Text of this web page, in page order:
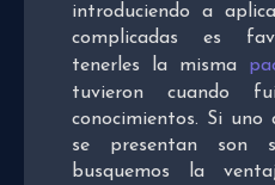
introduciendo a
complicadas es
tenerles la misma
tuvieron cuando
conocimientos. Si uno
se presentan son
busquemos la